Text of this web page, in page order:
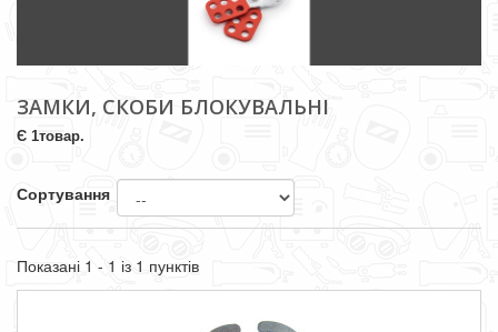
ЗАМКИ, СКОБИ БЛОКУВАЛЬНІ
Є 1товар.
Сортування
Показані 1 - 1 із 1 пунктів